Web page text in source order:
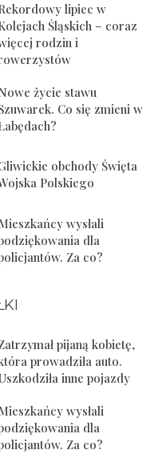
lipiec w
Śląskich – coraz
rodzin i
życie stawu
Co się zmieni w
obchody Święta
Polskiego
wysłali
dla
Za co?
pijaną kobietę,
prowadziła auto.
inne pojazdy
wysłali
dla
Za co?